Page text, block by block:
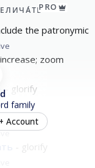
PRO
the patronymic
increase; zoom
glorify
increase
family
Account